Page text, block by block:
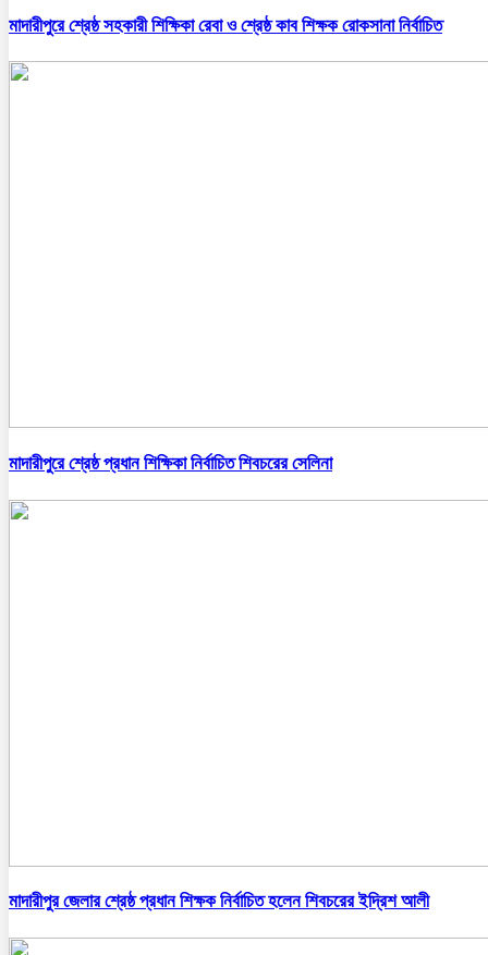
মাদারীপুরে শ্রেষ্ঠ সহকারী শিক্ষিকা রেবা ও শ্রেষ্ঠ কাব শিক্ষক রোকসানা নির্বাচিত
মাদারীপুরে শ্রেষ্ঠ প্রধান শিক্ষিকা নির্বাচিত শিবচরের সেলিনা
মাদারীপুর জেলার শ্রেষ্ঠ প্রধান শিক্ষক নির্বাচিত হলেন শিবচরের ইদ্রিশ আলী